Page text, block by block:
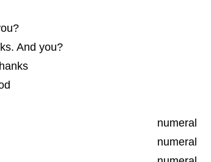
And you?
numeral
numeral